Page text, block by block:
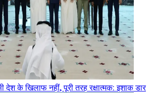
देश के खिलाफ नहीं, पूरी तरह रक्षात्मक: इशाक डार